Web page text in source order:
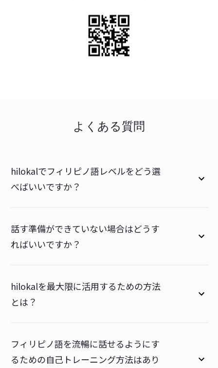
よくある質問
hilokalでフィリピノ語レベルをどう選
べばいいですか？
話す準備ができていない場合はどうす
ればいいですか？
hilokalを最大限に活用するための方法
とは？
フィリピノ語を流暢に話せるようにす
るための自己トレーニング方法はあり